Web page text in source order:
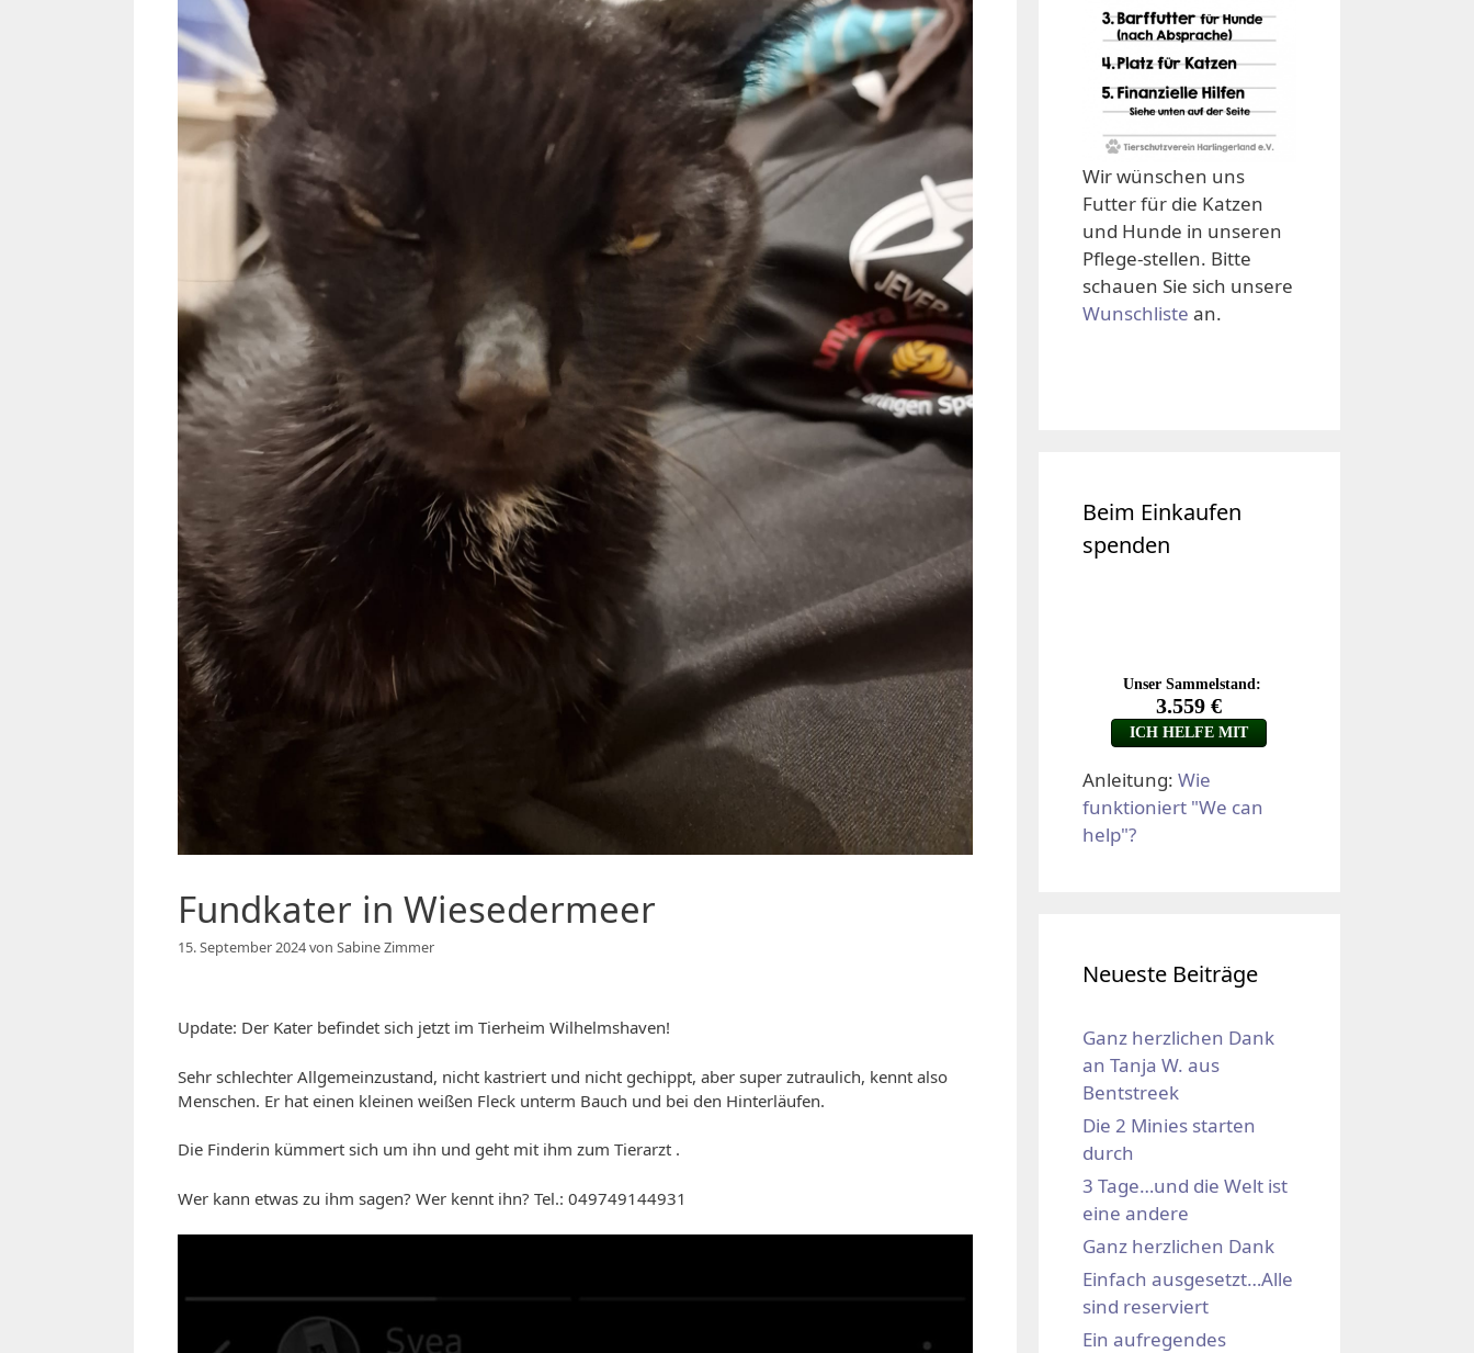
Fundkater in Wiesedermeer
15. September 2024von Sabine Zimmer
Update: Der Kater befindet sich jetzt im Tierheim Wilhelmshaven!
Sehr schlechter Allgemeinzustand, nicht kastriert und nicht gechippt, aber super zutraulich, kennt also
Menschen. Er hat einen kleinen weißen Fleck unterm Bauch und bei den Hinterläufen.
Die Finderin kümmert sich um ihn und geht mit ihm zum Tierarzt .
Wer kann etwas zu ihm sagen? Wer kennt ihn? Tel.: 049749144931
Wir wünschen uns
Futter für die Katzen
und Hunde in unseren
Pflege-stellen. Bitte
schauen Sie sich unsere
Wunschliste an.
Beim Einkaufen
spenden
Anleitung: Wie
funktioniert "We can
help"?
Neueste Beiträge
Ganz herzlichen Dank
an Tanja W. aus
Bentstreek
Die 2 Minies starten
durch
3 Tage…und die Welt ist
eine andere
Ganz herzlichen Dank
Einfach ausgesetzt…Alle
sind reserviert
Ein aufregendes